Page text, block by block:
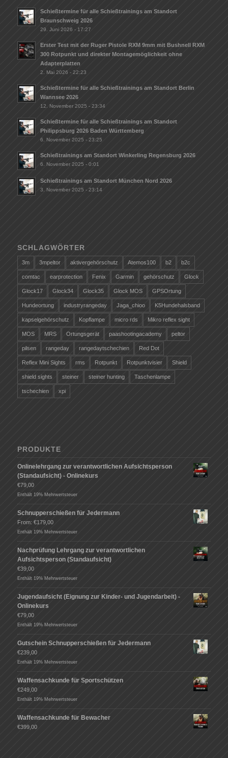
Schießtermine für alle Schießtrainings am Standort
Braunschweig 2026
29. Juni 2026 - 17:27
Erster Test mit der Ruger Pistole RXM 9mm mit Bushnell RXM
300 Rotpunkt und direkter Montagemöglichkeit ohne
Adapterplatten
2. Mai 2026 - 22:23
Schießtermine für alle Schießtrainings am Standort Berlin
Wannsee 2026
12. November 2025 - 23:34
Schießtermine für alle Schießtrainings am Standort
Philippsburg 2026 Baden Württemberg
6. November 2025 - 23:25
Schießtrainings am Standort Winkerling Regensburg 2026
6. November 2025 - 0:01
Schießtrainings am Standort München Nord 2026
3. November 2025 - 23:14
SCHLAGWÖRTER
3m 3mpeltor aktivergehörschutz Atemos100 b2 b2c
comtac earprotection Fenix Garmin gehörschutz Glock
Glock17 Glock34 Glock35 Glock MOS GPSOrtung
Hundeortung industryrangeday Jaga_chioo K5Hundehalsband
kapselgehörschutz Kopflampe micro rds Mikro reflex sight
MOS MRS Ortungsgerät paashootingacademy peltor
pilsen rangeday rangedaytschechien Red Dot
Reflex Mini Sights rms Rotpunkt Rotpunktvisier Shield
shield sights steiner steiner hunting Taschenlampe
tschechien xpi
PRODUKTE
Onlinelehrgang zur verantwortlichen Aufsichtsperson
(Standaufsicht) - Onlinekurs
€79,00
Enthält 19% Mehrwertsteuer
Schnupperschießen für Jedermann
From: €179,00
Enthält 19% Mehrwertsteuer
Nachprüfung Lehrgang zur verantwortlichen
Aufsichtsperson (Standaufsicht)
€39,00
Enthält 19% Mehrwertsteuer
Jugendaufsicht (Eignung zur Kinder- und Jugendarbeit) -
Onlinekurs
€79,00
Enthält 19% Mehrwertsteuer
Gutschein Schnupperschießen für Jedermann
€239,00
Enthält 19% Mehrwertsteuer
Waffensachkunde für Sportschützen
€249,00
Enthält 19% Mehrwertsteuer
Waffensachkunde für Bewacher
€399,00